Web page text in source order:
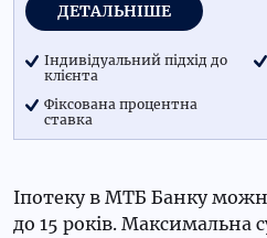
ДЕТАЛЬНІШЕ
Індивідуальний підхід до
клієнта
Фіксована процентна
ставка
Іпотеку в МТБ Банку
до 15 років. Максимальна